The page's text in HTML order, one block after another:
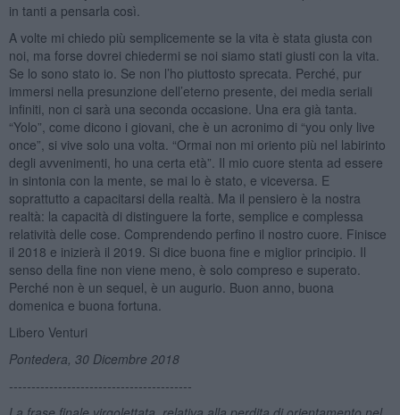
in tanti a pensarla così.
A volte mi chiedo più semplicemente se la vita è stata giusta con
noi, ma forse dovrei chiedermi se noi siamo stati giusti con la vita.
Se lo sono stato io. Se non l’ho piuttosto sprecata. Perché, pur
immersi nella presunzione dell’eterno presente, dei media seriali
infiniti, non ci sarà una seconda occasione. Una era già tanta.
“Yolo”, come dicono i giovani, che è un acronimo di “you only live
once”, si vive solo una volta. “Ormai non mi oriento più nel labirinto
degli avvenimenti, ho una certa età”. Il mio cuore stenta ad essere
in sintonia con la mente, se mai lo è stato, e viceversa. E
soprattutto a capacitarsi della realtà. Ma il pensiero è la nostra
realtà: la capacità di distinguere la forte, semplice e complessa
relatività delle cose. Comprendendo perfino il nostro cuore. Finisce
il 2018 e inizierà il 2019. Si dice buona fine e miglior principio. Il
senso della fine non viene meno, è solo compreso e superato.
Perché non è un sequel, è un augurio. Buon anno, buona
domenica e buona fortuna.
Libero Venturi
Pontedera, 30 Dicembre 2018
-----------------------------------------